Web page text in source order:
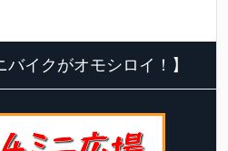
イクがオモシロイ！】